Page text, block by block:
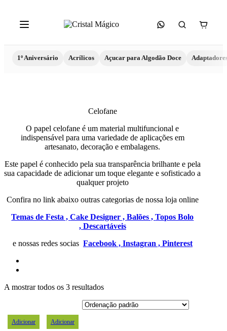
1º Aniversário Acrílicos Açucar para Algodão Doce
Celofane
O papel celofane é um material multifuncional e
indispensável para uma variedade de aplicações em
artesanato, decoração e embalagens.
Este papel é conhecido pela sua transparência brilhante e pela
sua capacidade de adicionar um toque elegante e sofisticado a
qualquer projeto
Confira no link abaixo outras categorias de nossa loja online
Temas de Festa ,Cake Designer ,Balões ,Topos Bolo
, Descartáveis
e nossas redes socias Facebook , Instagran , Pinterest
A mostrar todos os 3 resultados
Adicionar Adicionar